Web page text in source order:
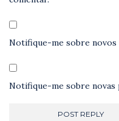
Notifique-me sobre
Notifique-me sobre novas